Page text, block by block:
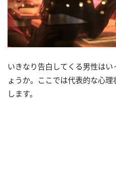
いきなり告白してくる男性は
ょうか。ここでは代表的な心
します。